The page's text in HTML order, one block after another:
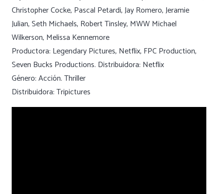
Christopher Cocke, Pascal Petardi, Jay Romero, Jeramie
Julian, Seth Michaels, Robert Tinsley, MWW Michael
Wilkerson, Melissa Kennemore
Productora: Legendary Pictures, Netflix, FPC Production,
Seven Bucks Productions. Distribuidora: Netflix
Género: Acción. Thriller
Distribuidora: Tripictures